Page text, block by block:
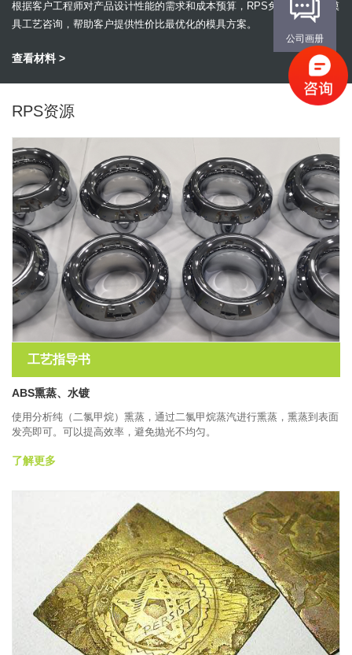
根据客户工程师对产品设计性能的需求和成本预算，RPS免费提供快速模
具工艺咨询，帮助客户提供性价比最优化的模具方案。
查看材料 >
RPS资源
工艺指导书
ABS熏蒸、水镀
使用分析纯（二氯甲烷）熏蒸，通过二氯甲烷蒸汽进行熏蒸，熏蒸到表面
发亮即可。可以提高效率，避免抛光不均匀。
了解更多
公司画册